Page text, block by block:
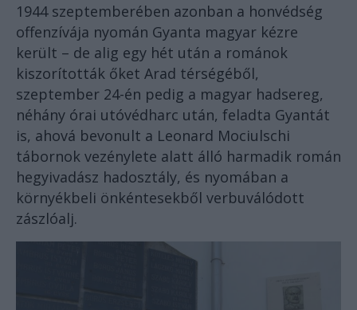
1944 szeptemberében azonban a honvédség
offenzívája nyomán Gyanta magyar kézre
került – de alig egy hét után a románok
kiszorították őket Arad térségéből,
szeptember 24-én pedig a magyar hadsereg,
néhány órai utóvédharc után, feladta Gyantát
is, ahová bevonult a Leonard Mociulschi
tábornok vezénylete alatt álló harmadik román
hegyivadász hadosztály, és nyomában a
környékbeli önkéntesekből verbuválódott
zászlóalj.